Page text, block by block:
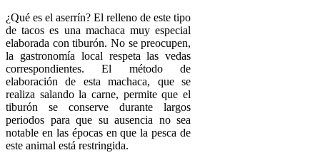
¿Qué es el aserrín? El relleno de este tipo
de tacos es una machaca muy especial
elaborada con tiburón. No se preocupen,
la gastronomía local respeta las vedas
correspondientes. El método de
elaboración de esta machaca, que se
realiza salando la carne, permite que el
tiburón se conserve durante largos
periodos para que su ausencia no sea
notable en las épocas en que la pesca de
este animal está restringida.